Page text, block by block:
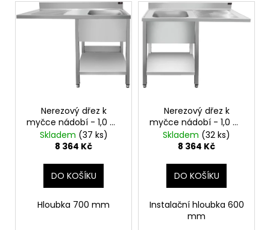
Nerezový dřez k
myčce nádobí - 1,0 m,
1 dřez vpravo, hloubka
70 cm
Skladem (37 ks)
8 364 Kč
DO KOŠÍKU
Hloubka 700 mm
Nerezový dřez k
myčce nádobí - 1,0 m,
1 umyvadlo vlevo,
hloubka 60 cm
Skladem (32 ks)
8 364 Kč
DO KOŠÍKU
Instalační hloubka 600
mm